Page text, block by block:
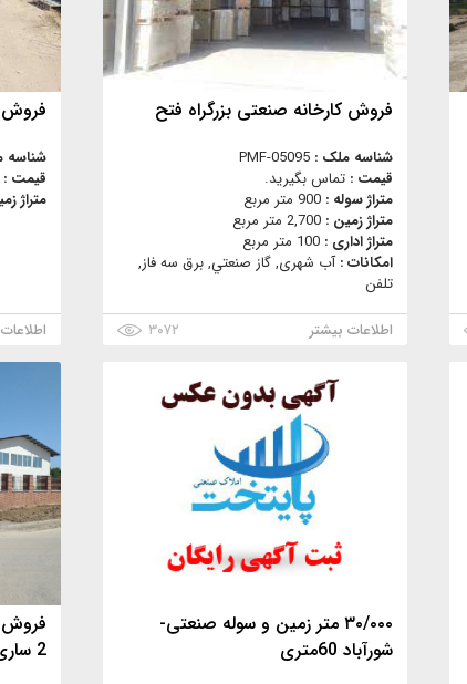
فروش کارخانه صنعتی بزرگراه فتح
شناسه ملک : PMF-05095
قیمت : تماس بگیرید.
متراژ سوله : 900 متر مربع
متراژ زمین : 2,700 متر مربع
متراژ اداری : 100 متر مربع
امکانات :آب شهری, گاز صنعتي, برق سه فاز,
تلفن
اطلاعات بیشتر
۳۰۷۲
فروش4800متر شهرک صنعتی زاگرس
شناسه
قیمت :
متراژ
۳۰/۰۰۰ متر زمین و سوله صنعتی-
شورآباد 60متری
فروش
2 ساری